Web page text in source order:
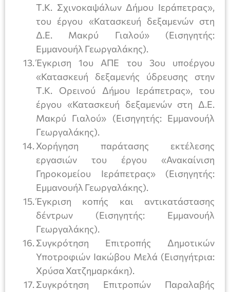
Τ.Κ. Σχινοκαψάλων Δήμου Ιεράπετρας»,
του έργου «Κατασκευή δεξαμενών στη
Δ.Ε. Μακρύ Γιαλού» (Εισηγητής:
Εμμανουήλ Γεωργαλάκης).
Έγκριση 1ου ΑΠΕ του 3ου υποέργου
«Κατασκευή δεξαμενής ύδρευσης στην
Τ.Κ. Ορεινού Δήμου Ιεράπετρας», του
έργου «Κατασκευή δεξαμενών στη Δ.Ε.
Μακρύ Γιαλού» (Εισηγητής: Εμμανουήλ
Γεωργαλάκης).
Χορήγηση παράτασης εκτέλεσης
εργασιών του έργου «Ανακαίνιση
Γηροκομείου Ιεράπετρας» (Εισηγητής:
Εμμανουήλ Γεωργαλάκης).
Έγκριση κοπής και αντικατάστασης
δέντρων (Εισηγητής: Εμμανουήλ
Γεωργαλάκης).
Συγκρότηση Επιτροπής Δημοτικών
Υποτροφιών Ιακώβου Μελά (Εισηγήτρια:
Χρύσα Χατζημαρκάκη).
Συγκρότηση Επιτροπών Παραλαβής